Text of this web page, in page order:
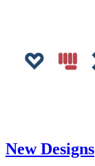
New Designs